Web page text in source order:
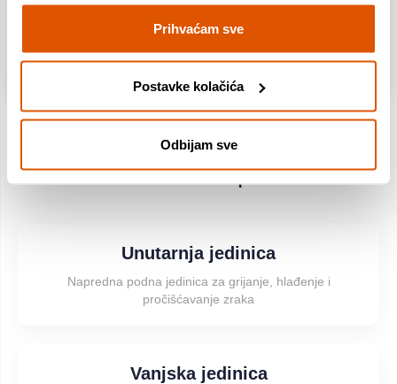
Prihvaćam sve
Postavke kolačića
Odbijam sve
✔ Flash Streamer eliminira alergene i mirise
Što se nalazi u kompletu
Unutarnja jedinica
Napredna podna jedinica za grijanje, hlađenje i
pročišćavanje zraka
Vanjska jedinica